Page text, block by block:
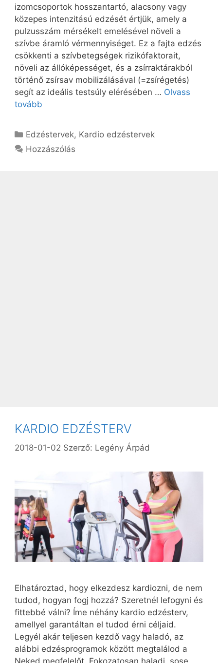
izomcsoportok hosszantartó, alacsony vagy
közepes intenzitású edzését értjük, amely a
pulzusszám mérsékelt emelésével növeli a
szívbe áramló vérmennyiséget. Ez a fajta edzés
csökkenti a szívbetegségek rizikófaktorait,
növeli az állóképességet, és a zsírraktárakból
történő zsírsav mobilizálásával (=zsírégetés)
segít az ideális testsúly elérésében … Olvass
tovább
Kategória
Edzéstervek, Kardio edzéstervek
Hozzászólás
KARDIO EDZÉSTERV
2018-01-02 Szerző: Legény Árpád
Elhatároztad, hogy elkezdesz kardiozni, de nem
tudod, hogyan fogj hozzá? Szeretnél lefogyni és
fittebbé válni? Íme néhány kardio edzésterv,
amellyel garantáltan el tudod érni céljaid.
Legyél akár teljesen kezdő vagy haladó, az
alábbi edzésprogramok között megtalálod a